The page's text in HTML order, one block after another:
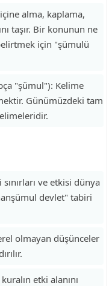
alma, kaplama,
taşır. Bir konunun ne
için "şümulü
"şümul"): Kelime
Günümüzdeki tam
ve etkisi dünya
devlet" tabiri
olmayan düşünceler
etki alanını